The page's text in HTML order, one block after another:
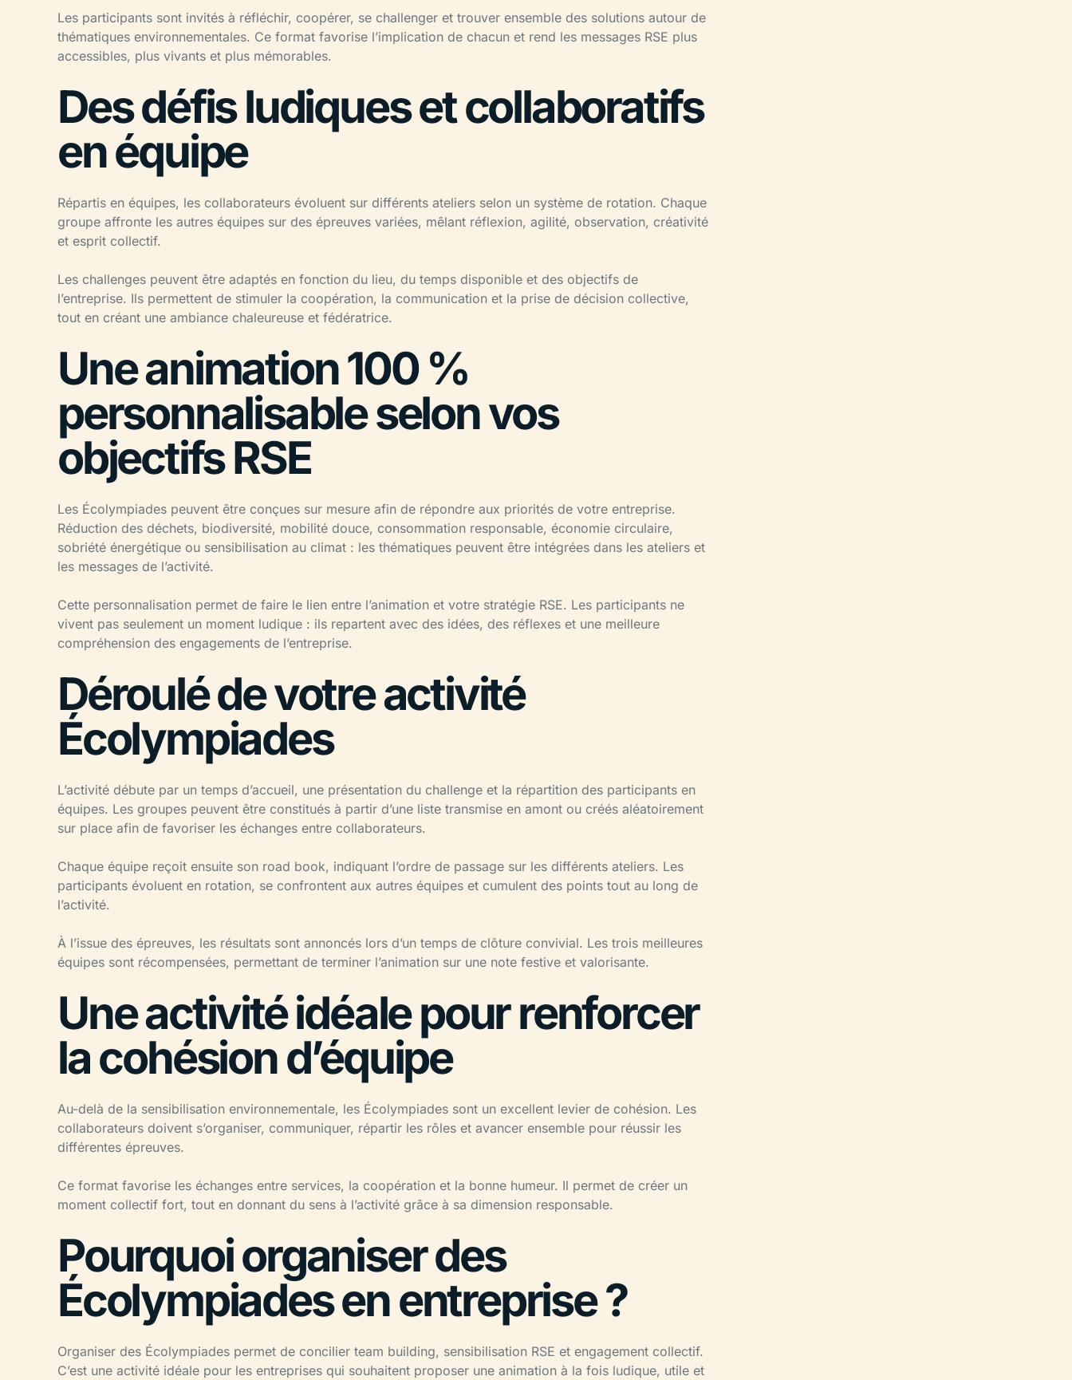
Les participants sont invités à réfléchir, coopérer, se challenger et trouver ensemble des solutions autour de
thématiques environnementales. Ce format favorise l’implication de chacun et rend les messages RSE plus
accessibles, plus vivants et plus mémorables.
Des défis ludiques et collaboratifs
en équipe
Répartis en équipes, les collaborateurs évoluent sur différents ateliers selon un système de rotation. Chaque
groupe affronte les autres équipes sur des épreuves variées, mêlant réflexion, agilité, observation, créativité
et esprit collectif.
Les challenges peuvent être adaptés en fonction du lieu, du temps disponible et des objectifs de
l’entreprise. Ils permettent de stimuler la coopération, la communication et la prise de décision collective,
tout en créant une ambiance chaleureuse et fédératrice.
Une animation 100 %
personnalisable selon vos
objectifs RSE
Les Écolympiades peuvent être conçues sur mesure afin de répondre aux priorités de votre entreprise.
Réduction des déchets, biodiversité, mobilité douce, consommation responsable, économie circulaire,
sobriété énergétique ou sensibilisation au climat : les thématiques peuvent être intégrées dans les ateliers et
les messages de l’activité.
Cette personnalisation permet de faire le lien entre l’animation et votre stratégie RSE. Les participants ne
vivent pas seulement un moment ludique : ils repartent avec des idées, des réflexes et une meilleure
compréhension des engagements de l’entreprise.
Déroulé de votre activité
Écolympiades
L’activité débute par un temps d’accueil, une présentation du challenge et la répartition des participants en
équipes. Les groupes peuvent être constitués à partir d’une liste transmise en amont ou créés aléatoirement
sur place afin de favoriser les échanges entre collaborateurs.
Chaque équipe reçoit ensuite son road book, indiquant l’ordre de passage sur les différents ateliers. Les
participants évoluent en rotation, se confrontent aux autres équipes et cumulent des points tout au long de
l’activité.
À l’issue des épreuves, les résultats sont annoncés lors d’un temps de clôture convivial. Les trois meilleures
équipes sont récompensées, permettant de terminer l’animation sur une note festive et valorisante.
Une activité idéale pour renforcer
la cohésion d’équipe
Au-delà de la sensibilisation environnementale, les Écolympiades sont un excellent levier de cohésion. Les
collaborateurs doivent s’organiser, communiquer, répartir les rôles et avancer ensemble pour réussir les
différentes épreuves.
Ce format favorise les échanges entre services, la coopération et la bonne humeur. Il permet de créer un
moment collectif fort, tout en donnant du sens à l’activité grâce à sa dimension responsable.
Pourquoi organiser des
Écolympiades en entreprise ?
Organiser des Écolympiades permet de concilier team building, sensibilisation RSE et engagement collectif.
C’est une activité idéale pour les entreprises qui souhaitent proposer une animation à la fois ludique, utile et